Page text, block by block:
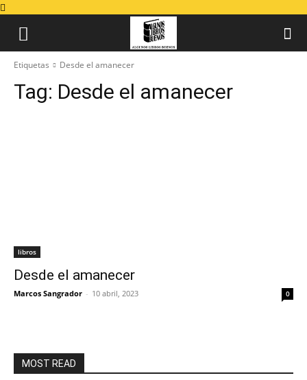
Etiquetas Desde el amanecer
Tag: Desde el amanecer
libros
Desde el amanecer
Marcos Sangrador - 10 abril, 2023 0
MOST READ